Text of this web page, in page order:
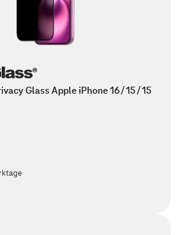
Glass Apple iPhone 16 / 15 / 15